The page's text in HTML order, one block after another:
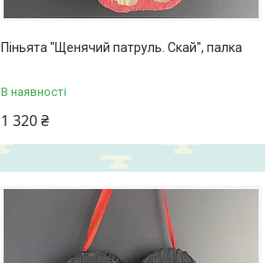
Піньята "Щенячий патруль. Скай", палка
В наявності
1 320 ₴